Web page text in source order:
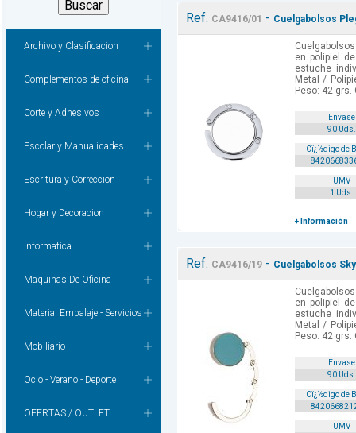
Archivo y Clasificacion
Complementos de oficina
Corte y Adhesivos
Escolar y Manualidades
Escritura y Correccion
Hogar y Decoracion
Informatica
Maquinas De Oficina
Material Embalaje - Servicios
Mobiliario
Ocio - Verano - Deporte
OFERTAS / OUTLET
Ref. CA9416/01 - Cuelgabolsos
en polipiel
estuche
Metal /
Peso: 42 grs.
Envase
90 Uds.
Cï¿½digo de
UMV
1 Uds.
+ Información
Ref. CA9416/19- Cuelgabolsos
en polipiel
estuche
Metal /
Peso: 42 grs.
Envase
90 Uds.
Cï¿½digo de
UMV